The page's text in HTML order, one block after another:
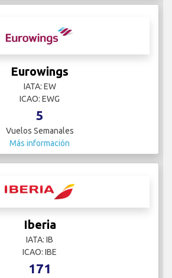
Eurowings
IATA: EW
ICAO: EWG
5
Vuelos Semanales
Más información
Iberia
IATA: IB
ICAO: IBE
171